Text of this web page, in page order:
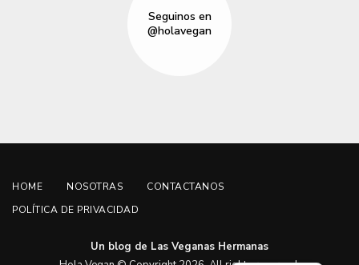
Seguinos en
@holavegan
HOME NOSOTRAS
CONTACTANOS
POLÍTICA DE PRIVACIDAD
Un blog de Las Veganas Hermanas
English